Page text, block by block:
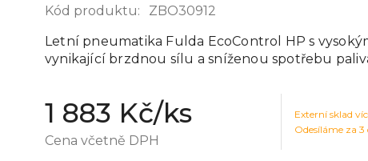
Kód produktu:
ZBO30912
Letní pneumatika Fulda EcoControl HP s
vynikající brzdnou sílu a sníženou spotřebu
1 883 Kč/ks
Cena včetně DPH
Externí sklad
Odesíláme za 3